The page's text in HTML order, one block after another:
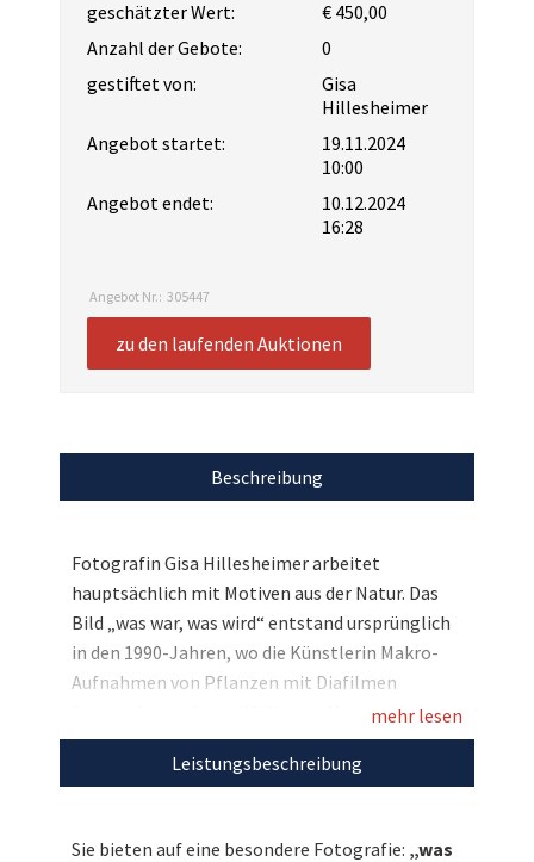
geschätzter Wert:
€ 450,00
Anzahl der Gebote:
0
gestiftet von:
Gisa
Hillesheimer
Angebot startet:
19.11.2024
10:00
Angebot endet:
10.12.2024
16:28
Angebot Nr.: 305447
zu den laufenden Auktionen
Beschreibung
Fotografin Gisa Hillesheimer arbeitet
hauptsächlich mit Motiven aus der Natur. Das
Bild „was war, was wird“ entstand ursprünglich
in den 1990-Jahren, wo die Künstlerin Makro-
Aufnahmen von Pflanzen mit Diafilmen
fotografierte. Aus vielfältigem Material legte
sie zwei Dias übereinander. Dieses hier wurde
2010 eingescannt, um Abzüge davon machen zu
mehr lesen
Leistungsbeschreibung
Sie bieten auf eine besondere Fotografie: „was